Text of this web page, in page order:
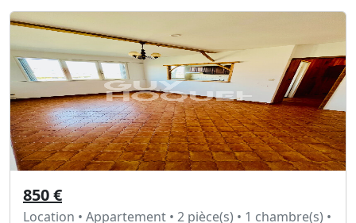
850 €
Location • Appartement • 2 pièce(s) • 1 chambre(s) •